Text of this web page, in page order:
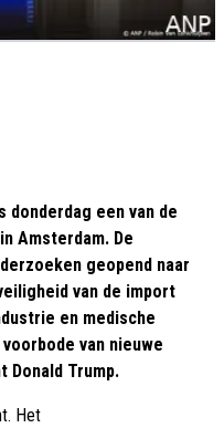
donderdag een van de
Amsterdam. De
geopend naar
van de import
en medische
van nieuwe
Donald Trump.
Het